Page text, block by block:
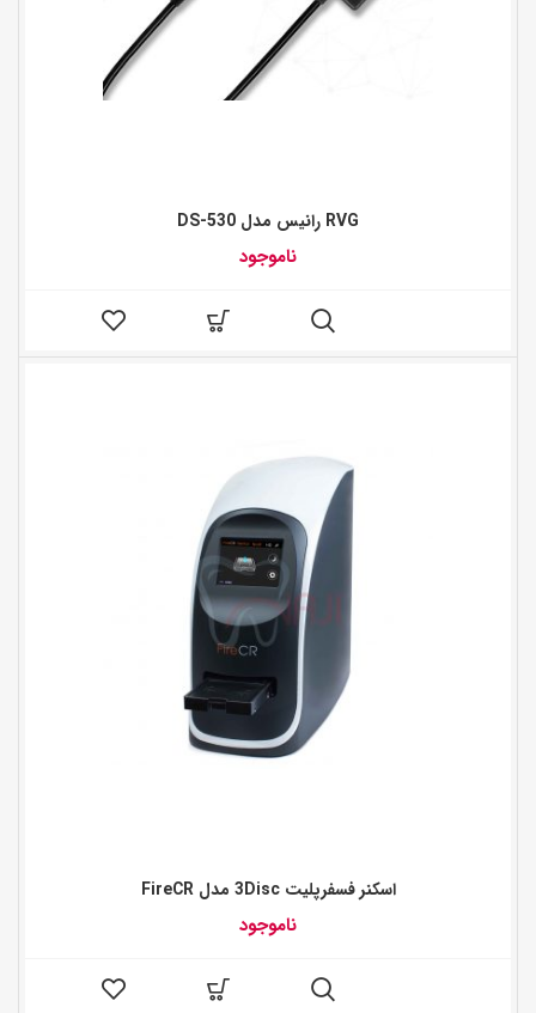
RVG رانیس مدل DS-530
ناموجود
اسکنر فسفرپلیت 3Disc مدل FireCR
ناموجود